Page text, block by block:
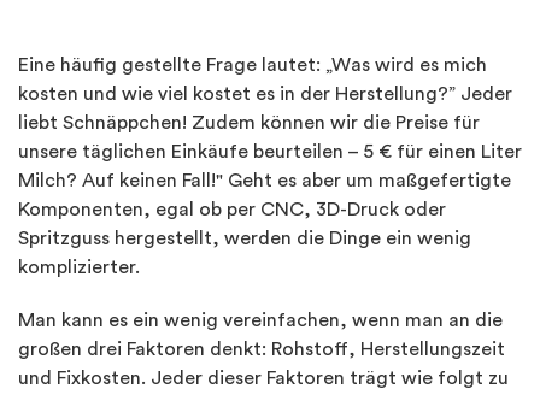
Eine häufig gestellte Frage lautet: „Was wird es mich
kosten und wie viel kostet es in der Herstellung?” Jeder
liebt Schnäppchen! Zudem können wir die Preise für
unsere täglichen Einkäufe beurteilen – 5 € für einen Liter
Milch? Auf keinen Fall!" Geht es aber um maßgefertigte
Komponenten, egal ob per CNC, 3D-Druck oder
Spritzguss hergestellt, werden die Dinge ein wenig
komplizierter.
Man kann es ein wenig vereinfachen, wenn man an die
großen drei Faktoren denkt: Rohstoff, Herstellungszeit
und Fixkosten. Jeder dieser Faktoren trägt wie folgt zu